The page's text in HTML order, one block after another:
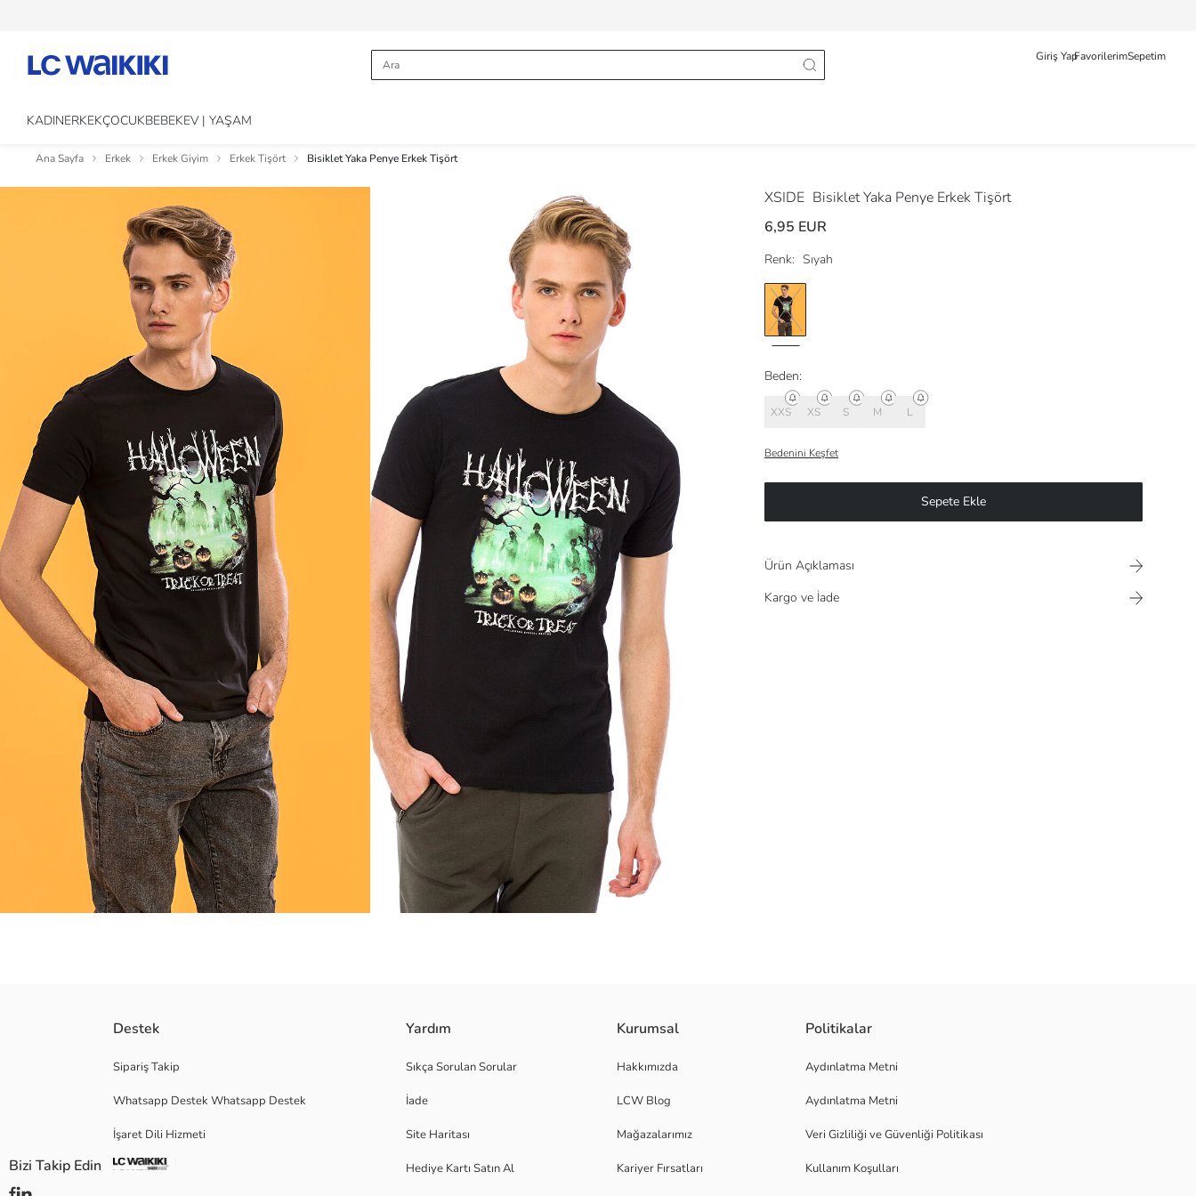
Giriş YapFavorilerimSepetim
KADINERKEKÇOCUKBEBEKEV | YAŞAM
Ana Sayfa Erkek Erkek Giyim Erkek Tişört Bisiklet Yaka Penye Erkek Tişört
XSIDE Bisiklet Yaka Penye Erkek Tişört
6,95 EUR
Renk: Sıyah
Beden:
XXS XS S M L
Bedenini Keşfet
Sepete Ekle
Ürün Açıklaması
Kargo ve İade
Destek
Sipariş Takip
Whatsapp Destek Whatsapp Destek
İşaret Dili Hizmeti
Yardım
Sıkça Sorulan Sorular
İade
Site Haritası
Hediye Kartı Satın Al
Kurumsal
Hakkımızda
LCW Blog
Mağazalarımız
Kariyer Fırsatları
Politikalar
Aydınlatma Metni
Aydınlatma Metni
Veri Gizliliği ve Güvenliği Politikası
Kullanım Koşulları
Bizi Takip Edin